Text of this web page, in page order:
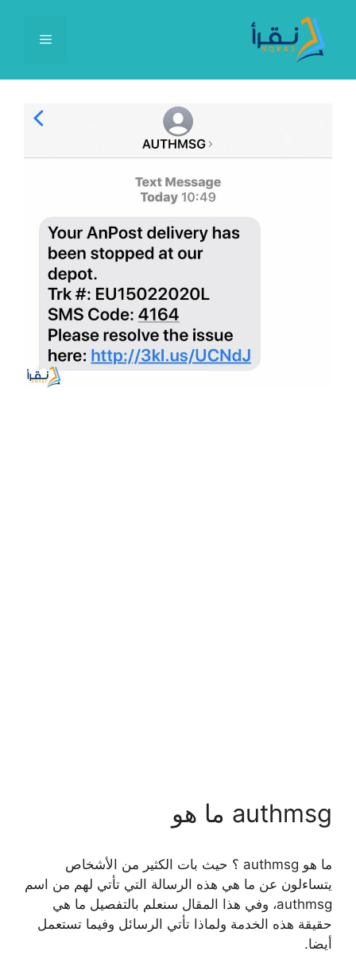
المحتوى
القائمة
authmsg ما هو
ما هو authmsg ؟ حيث بات الكثير من الأشخاص
يتساءلون عن ما هي هذه الرسالة التي تأتي لهم من اسم
authmsg، وفي هذا المقال سنعلم بالتفصيل ما هي
حقيقة هذه الخدمة ولماذا تأتي الرسائل وفيما تستعمل
أيضا.